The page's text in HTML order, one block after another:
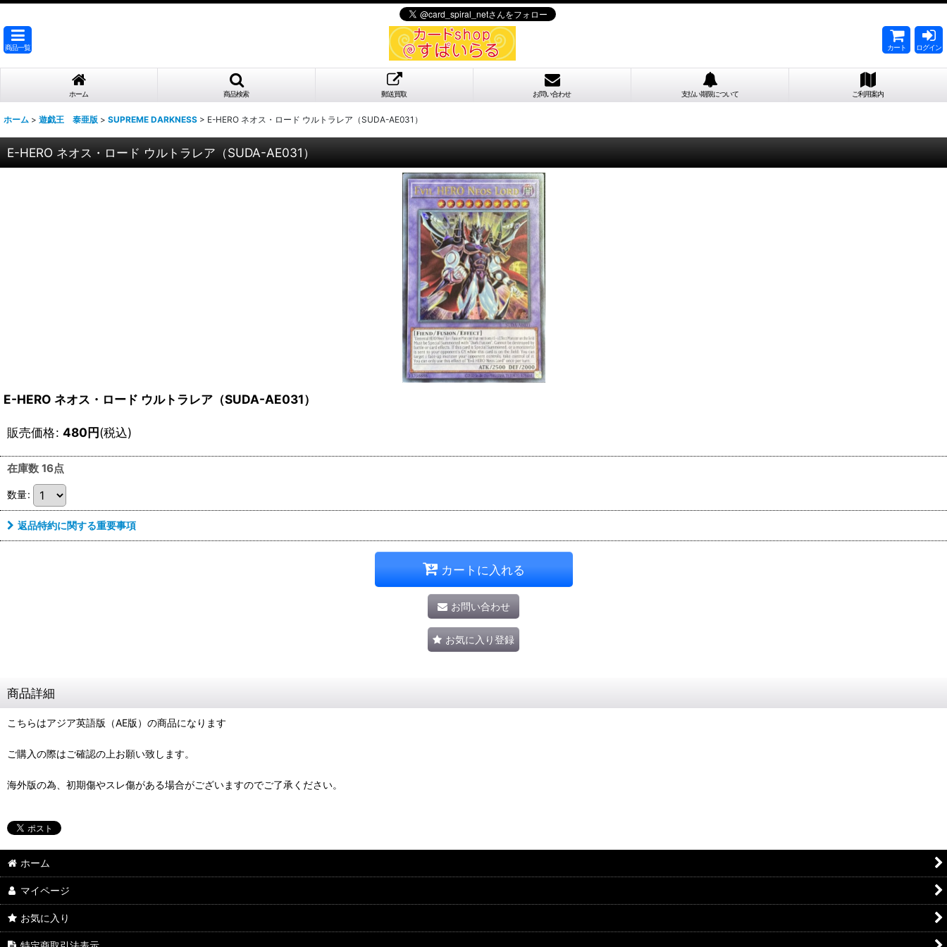
商品一覧 カート ログイン
ホーム 商品検索 郵送買取 お問い合わせ 支払い期限について ご利用案内
ホーム > 遊戯王 泰亜版 > SUPREME DARKNESS > E-HERO ネオス・ロード ウルトラレア（SUDA-AE031）
E-HERO ネオス・ロード ウルトラレア（SUDA-AE031）
E-HERO ネオス・ロード ウルトラレア（SUDA-AE031）
販売価格: 480円(税込)
在庫数 16点
数量:
返品特約に関する重要事項
カートに入れる
お問い合わせ
お気に入り登録
商品詳細
こちらはアジア英語版（AE版）の商品になります
ご購入の際はご確認の上お願い致します。
海外版の為、初期傷やスレ傷がある場合がございますのでご了承ください。
ホーム
マイページ
お気に入り